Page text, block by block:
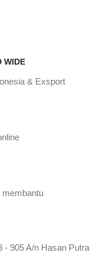
WIDE
& Exsport
- 905 A/n Hasan Putra